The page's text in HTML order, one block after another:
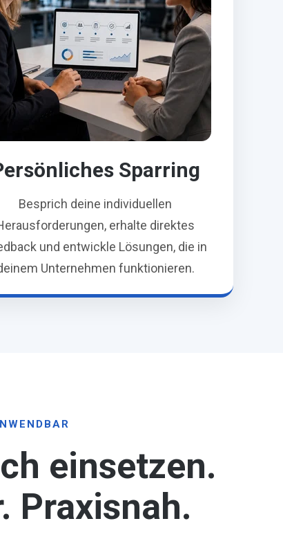
Sparring
Besprich deine individuellen
erhalte direktes
und entwickle Lösungen, die in
Unternehmen funktionieren.
einsetzen.
Praxisnah.